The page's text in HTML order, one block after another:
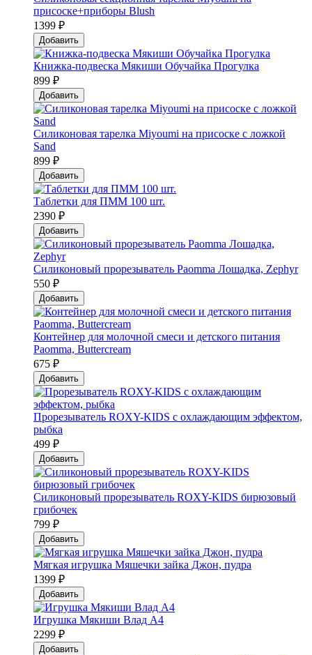
присоске+приборы Blush
1399 ₽
Добавить
Книжка-подвеска Мякиши Обучайка Прогулка
899 ₽
Добавить
Силиконовая тарелка Мiyoumi на присоске с ложкой
Sand
899 ₽
Добавить
Таблетки для ПММ 100 шт.
2390 ₽
Добавить
Силиконовый прорезыватель Paomma Лошадка, Zephyr
550 ₽
Добавить
Контейнер для молочной смеси и детского питания
Paomma, Buttercream
675 ₽
Добавить
Прорезыватель ROXY-KIDS с охлаждающим эффектом,
рыбка
499 ₽
Добавить
Силиконовый прорезыватель ROXY-KIDS бирюзовый
грибочек
799 ₽
Добавить
Мягкая игрушка Мяшечки зайка Джон, пудра
1399 ₽
Добавить
Игрушка Мякиши Влад А4
2299 ₽
Добавить